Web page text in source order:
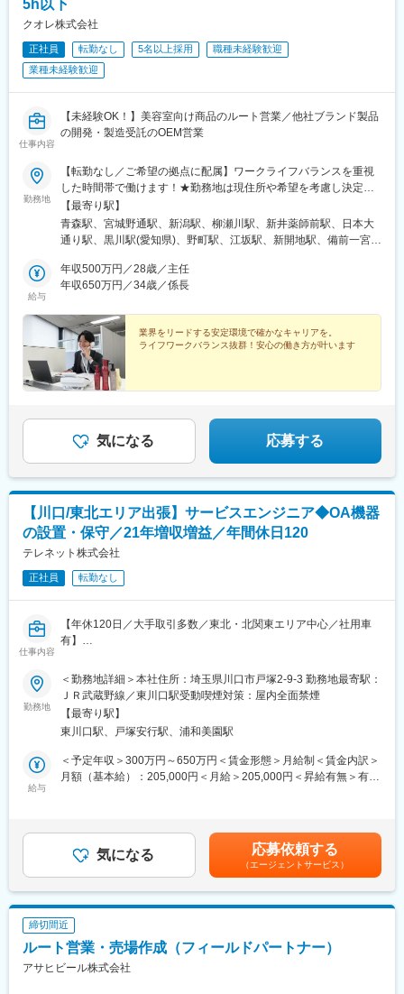
5h以下
クオレ株式会社
正社員 転勤なし 5名以上採用
職種未経験歓迎
業種未経験歓迎
仕事内容
【未経験OK！】美容室向け商品のルート営業／他社ブランド製品
の開発・製造受託のOEM営業
勤務地
【転勤なし／ご希望の拠点に配属】ワークライフバランスを重視
した時間帯で働けます！★勤務地は現住所や希望を考慮し決定し
ます★直行直帰も可能！★時差勤務制度アリ■ルート営業【全国の
各営業所で積極採用中】住所詳細は「勤務地一覧」をご覧くださ
い。＜募集エリア（全14拠点）＞青森・仙台・新潟・埼玉・東
■OEM営業＜東京事務所＞東京都中野区新井5丁目22-8 3F※受動喫
煙対策あり：屋内禁煙
【最寄り駅】
青森駅、宮城野通駅、新潟駅、柳瀬川駅、新井薬師前駅、日本大
通り駅、黒川駅(愛知県)、野町駅、江坂駅、新開地駅、備前一宮
町駅、志賀本通駅、湊川駅、段原一丁目駅、仙台駅(地下鉄)、関内
駅、清水駅(愛知県)、湊川公園駅、猿猴橋町駅
給与
年収500万円／28歳／主任
年収650万円／34歳／係長
業界をリードする安定環境で確かなキャリアを。
ライフワークバランス抜群！安心の働き方が叶います
気になる 応募する
【川口/東北エリア出張】サービスエンジニア◆OA機器
の設置・保守／21年増収増益／年間休日120
テレネット株式会社
正社員 転勤なし
仕事内容
【年休120日／大手取引多数／東北・北関東エリア中心／社用車
有】
オフィスで使用される複合機等のOA機器を販売・施工・メンテナ
ンスまで一貫して提供している同社にて、代理店営業職の募集で
す。
■業務内容：出張メインのサービスエンジニアとして、OA機器等
の設置・導入をはじめ、アフターフォロー全般に携わります。扱
う商品は一流メーカーのものばかりですので安心です。
北関東を中心に、出張メインで対応（出張頻度：週2-3回／日帰り
が多いです）
【1日の流れ】1日に3～5件程の定期点検や新たな設置等を、社用
【入社後】先輩と2人1組のチームを組み、同行するOJTがメイン
です。1人1人に応じて、研修の期間をしっかりと確保、工具の名
称から仕事の取り組み方まで一から学べる為、不安なく現場デビ
ュー可能です。
勤務地
＜勤務地詳細＞本社住所：埼玉県川口市戸塚2-9-3 勤務地最寄駅：
ＪＲ武蔵野線／東川口駅受動喫煙対策：屋内全面禁煙
【最寄り駅】
東川口駅、戸塚安行駅、浦和美園駅
給与
＜予定年収＞300万円～650万円＜賃金形態＞月給制＜賃金内訳＞
月額（基本給）：205,000円＜月給＞205,000円＜昇給有無＞有＜
性があります。月給(月額)は固定手当を含みます。
気になる 応募依頼する
（エージェントサービス）
締切間近
ルート営業・売場作成（フィールドパートナー）
アサヒビール株式会社